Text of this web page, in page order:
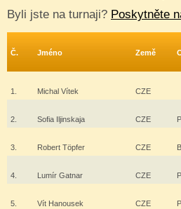
Byli jste na turnaji? Poskytněte
Č. Jméno Země
1. Michal Vítek CZE
2. Sofia Iljinskaja CZE
3. Robert Töpfer CZE
4. Lumír Gatnar CZE
5. Vít Hanousek CZE